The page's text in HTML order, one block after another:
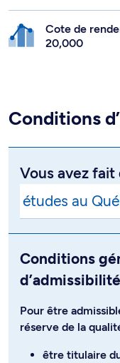
Cote de
20,000
Conditions
Vous avez fait
Conditions
d’admissibilité
Pour être
réserve de la
être titulaire